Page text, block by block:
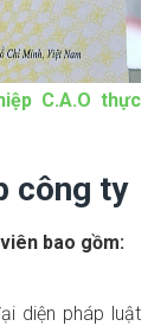
C.A.O thực
công ty
bao gồm:
diện pháp luật